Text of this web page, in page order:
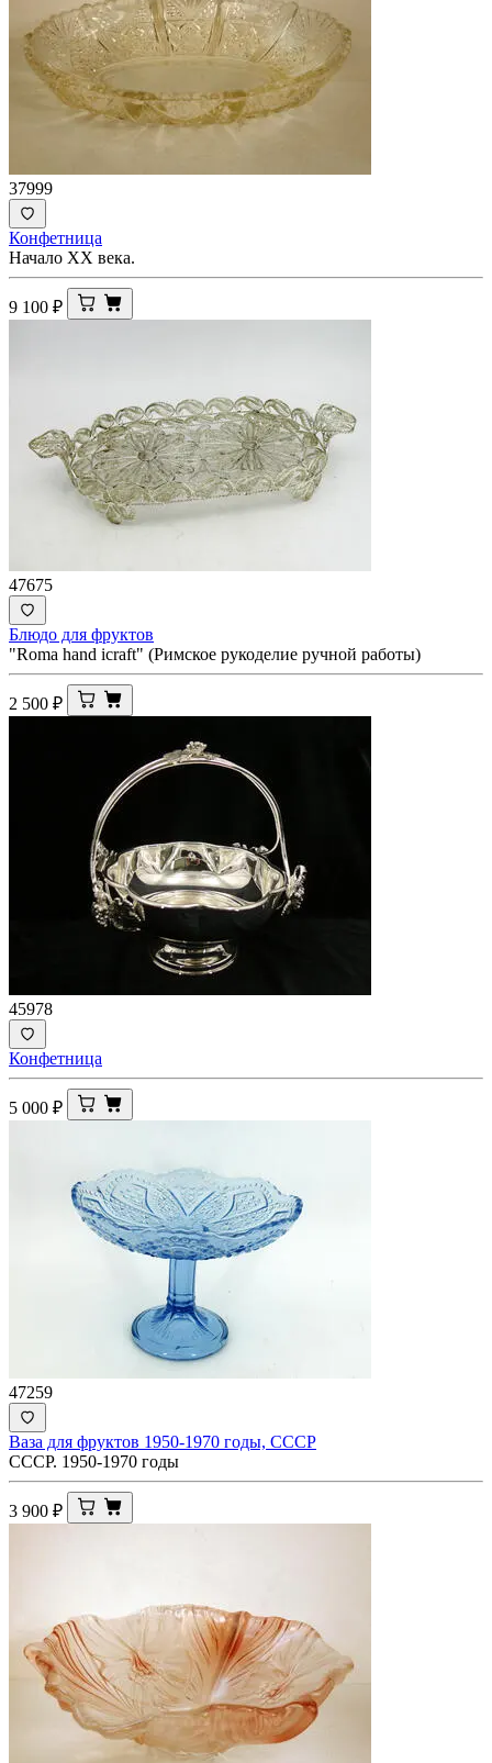
37999
Конфетница
Начало ХХ века.
9 100 ₽
47675
Блюдо для фруктов
"Roma hand icraft" (Римское рукоделие ручной работы)
2 500 ₽
45978
Конфетница
5 000 ₽
47259
Ваза для фруктов 1950-1970 годы, СССР
СССР. 1950-1970 годы
3 900 ₽